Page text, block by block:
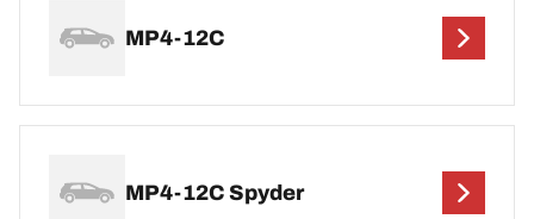
MP4-12C
MP4-12C Spyder